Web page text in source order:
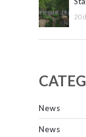
20
News
News